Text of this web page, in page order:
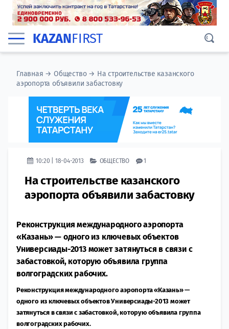
KAZANFIRST
Главная →Общество→ На строительстве казанского
аэропорта объявили забастовку
10:20 | 18-04-2013 ОБЩЕСТВО 1
На строительстве казанского
аэропорта объявили забастовку
Реконструкция международного аэропорта
«Казань» — одного из ключевых объектов
Универсиады-2013 может затянуться в связи с
забастовкой, которую объявила группа
волгоградских рабочих.
Реконструкция международного аэропорта «Казань» —
одного из ключевых объектов Универсиады-2013 может
затянуться в связи с забастовкой, которую объявила группа
волгоградских рабочих.